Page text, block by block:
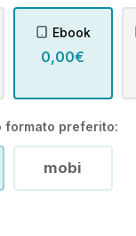
Ebook
0,00€
formato preferito:
mobi